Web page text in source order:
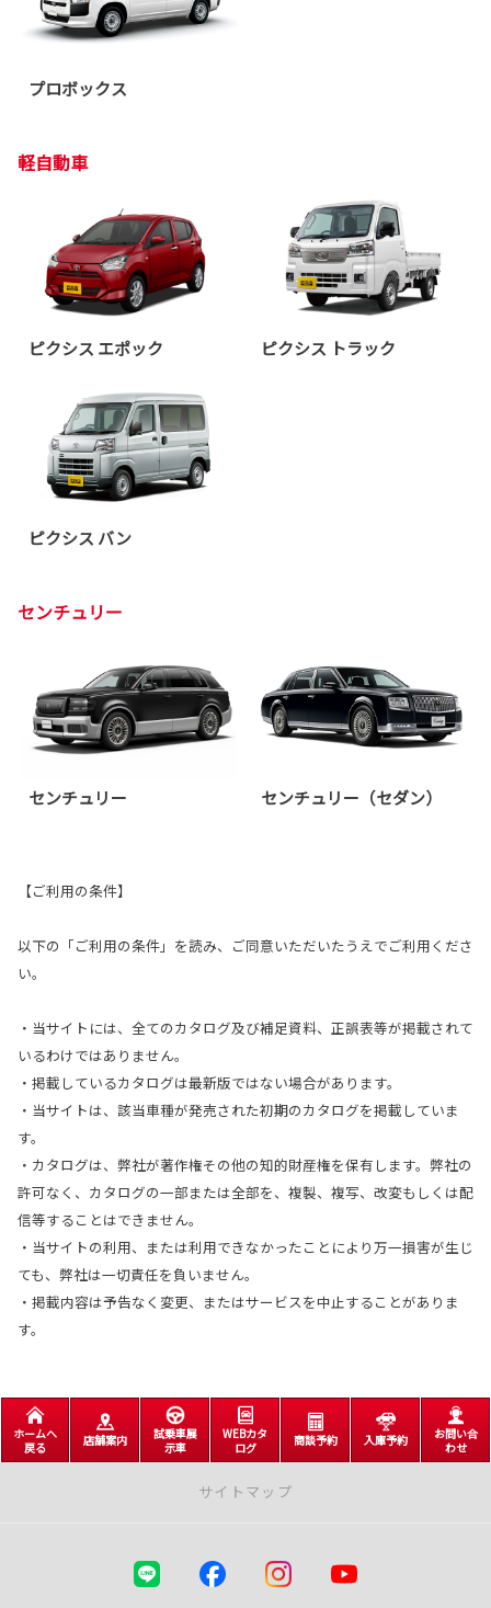
プロボックス
軽自動車
ピクシス エポック ピクシス トラック
ピクシス バン
センチュリー
センチュリー センチュリー（セダン）
【ご利用の条件】
以下の「ご利用の条件」を読み、ご同意いただいたうえでご利用くださ
い。
・当サイトには、全てのカタログ及び補足資料、正誤表等が掲載されて
いるわけではありません。
・掲載しているカタログは最新版ではない場合があります。
・当サイトは、該当車種が発売された初期のカタログを掲載していま
す。
・カタログは、弊社が著作権その他の知的財産権を保有します。弊社の
許可なく、カタログの一部または全部を、複製、複写、改変もしくは配
信等することはできません。
・当サイトの利用、または利用できなかったことにより万一損害が生じ
ても、弊社は一切責任を負いません。
・掲載内容は予告なく変更、またはサービスを中止することがありま
す。
ホームへ
戻る
店舗案内
試乗車展
示車
WEBカタ
ログ
商談予約 入庫予約
お問い合
わせ
サイトマップ